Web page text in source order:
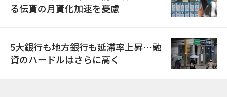
る伝貰の月貰化加速を憂慮
5大銀行も地方銀行も延滞率上昇…融
資のハードルはさらに高く